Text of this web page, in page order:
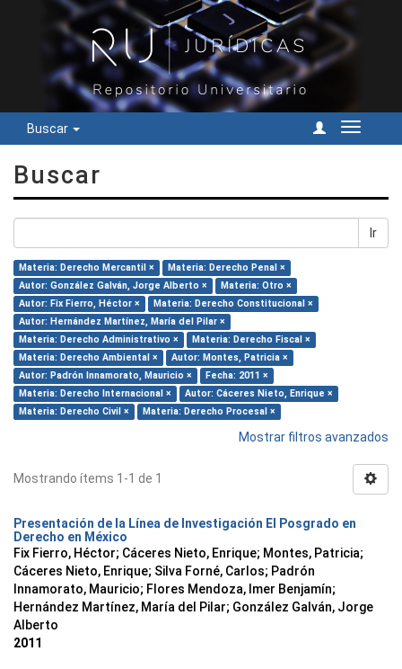
Buscar
Cambiar
Buscar
Ir
Materia: Derecho Mercantil ×
Materia: Derecho Penal ×
Autor: González Galván, Jorge Alberto ×
Materia: Otro ×
Autor: Fix Fierro, Héctor ×
Materia: Derecho Constitucional ×
Autor: Hernández Martínez, María del Pilar ×
Materia: Derecho Administrativo ×
Materia: Derecho Fiscal ×
Materia: Derecho Ambiental ×
Autor: Montes, Patricia ×
Autor: Padrón Innamorato, Mauricio ×
Fecha: 2011 ×
Materia: Derecho Internacional ×
Autor: Cáceres Nieto, Enrique ×
Materia: Derecho Civil ×
Materia: Derecho Procesal ×
Mostrar filtros avanzados
Mostrando ítems 1-1 de 1
Presentación de la Línea de Investigación El Posgrado en
Derecho en México
Fix Fierro, Héctor; Cáceres Nieto, Enrique; Montes, Patricia;
Cáceres Nieto, Enrique; Silva Forné, Carlos; Padrón
Innamorato, Mauricio; Flores Mendoza, Imer Benjamín;
Hernández Martínez, María del Pilar; González Galván, Jorge
Alberto
2011